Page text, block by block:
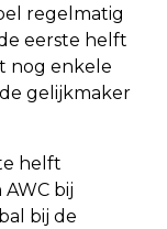
regelmatig
eerste helft
nog enkele
gelijkmaker
helft
bij
bij de